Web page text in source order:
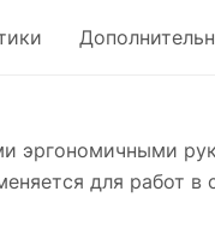
эргономичными
для работ в